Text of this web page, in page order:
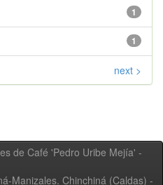
1
1
next >
de Café 'Pedro Uribe Mejía' -
Manizales. Chinchiná (Caldas) -